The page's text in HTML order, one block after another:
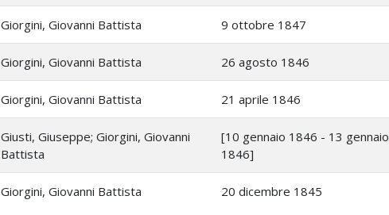
Giorgini, Giovanni Battista 9 ottobre 1847
Giorgini, Giovanni Battista 26 agosto 1846
Giorgini, Giovanni Battista 21 aprile 1846
Giusti, Giuseppe; Giorgini, Giovanni
Battista
[10 gennaio 1846 - 13 gennaio
1846]
Giorgini, Giovanni Battista 20 dicembre 1845